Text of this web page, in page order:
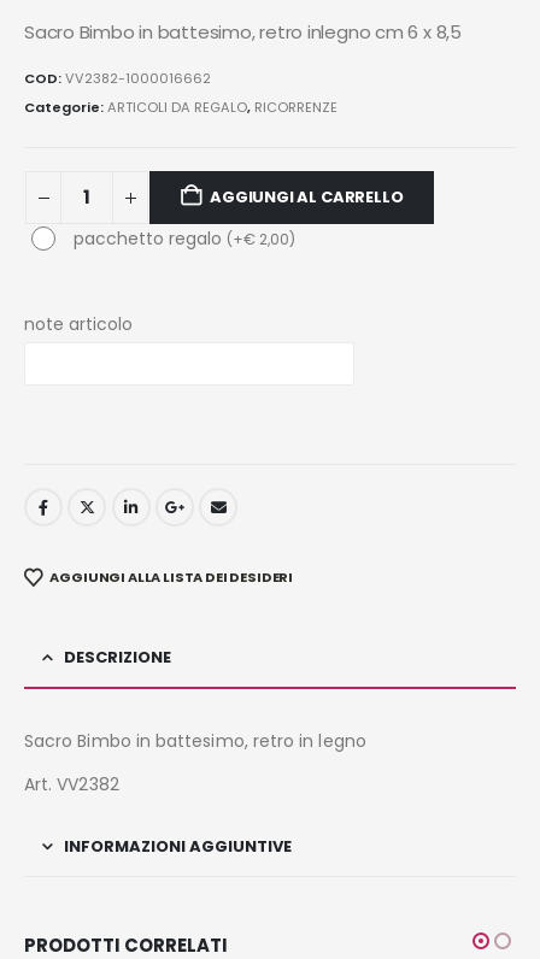
Sacro Bimbo in battesimo, retro inlegno cm 6 x 8,5
COD:VV2382-1000016662
Categorie:ARTICOLI DA REGALO, RICORRENZE
AGGIUNGI AL CARRELLO
pacchetto regalo (+€2,00)
note articolo
AGGIUNGI ALLA LISTA DEI DESIDERI
DESCRIZIONE
Sacro Bimbo in battesimo, retro in legno
Art. VV2382
INFORMAZIONI AGGIUNTIVE
PRODOTTI CORRELATI